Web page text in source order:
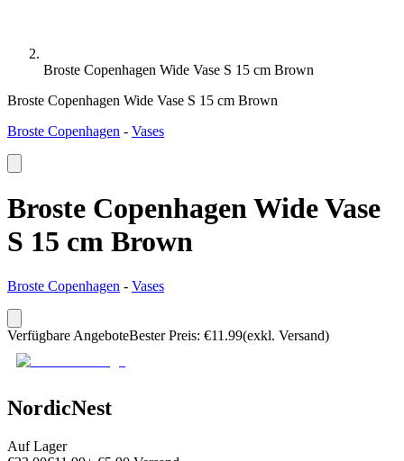
Broste Copenhagen Wide Vase S 15 cm Brown
Broste Copenhagen Wide Vase S 15 cm Brown
Broste Copenhagen - Vases
Broste Copenhagen Wide Vase
S 15 cm Brown
Broste Copenhagen - Vases
Verfügbare AngeboteBester Preis: €11.99(exkl. Versand)
NordicNest
Auf Lager